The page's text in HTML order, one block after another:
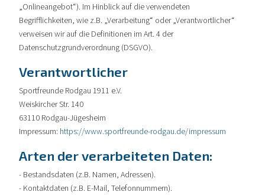
„Onlineangebot“). Im Hinblick auf die verwendeten
Begrifflichkeiten, wie z.B. „Verarbeitung“ oder „Verantwortlicher“
verweisen wir auf die Definitionen im Art. 4 der
Datenschutzgrundverordnung (DSGVO).
Verantwortlicher
Sportfreunde Rodgau 1911 e.V.
Weiskircher Str. 140
63110 Rodgau-Jügesheim
Impressum: https://www.sportfreunde-rodgau.de/impressum
Arten der verarbeiteten Daten:
- Bestandsdaten (z.B. Namen, Adressen).
- Kontaktdaten (z.B. E-Mail, Telefonnummern).